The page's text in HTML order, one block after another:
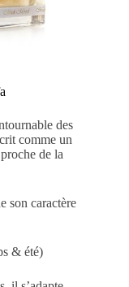
des
comme un
de la
son caractère
& été)